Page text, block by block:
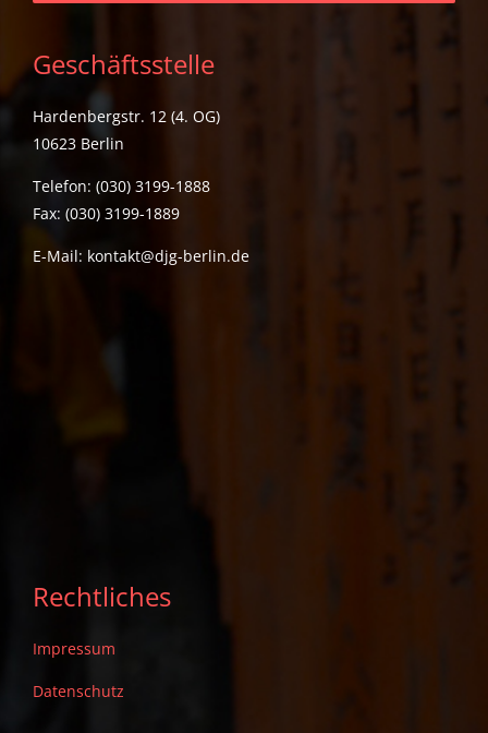
Geschäftsstelle
Hardenbergstr. 12 (4. OG)
10623 Berlin
Telefon: (030) 3199-1888
Fax: (030) 3199-1889
E-Mail: kontakt@djg-berlin.de
Rechtliches
Impressum
Datenschutz